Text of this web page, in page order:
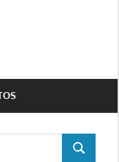
BUSCAR